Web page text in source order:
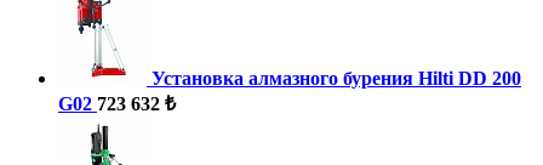
Установка алмазного бурения Hilti DD 200
G02 723 632 ₺